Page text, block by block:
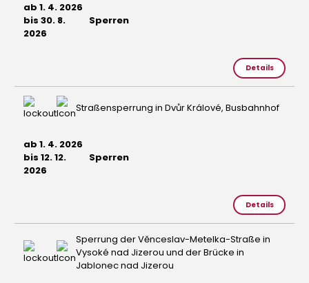
ab 1. 4. 2026
bis 30. 8.
2026
Sperren
Details
Straßensperrung in Dvůr Králové, Busbahnhof
ab 1. 4. 2026
bis 12. 12.
2026
Sperren
Details
Sperrung der Věnceslav-Metelka-Straße in
Vysoké nad Jizerou und der Brücke in
Jablonec nad Jizerou